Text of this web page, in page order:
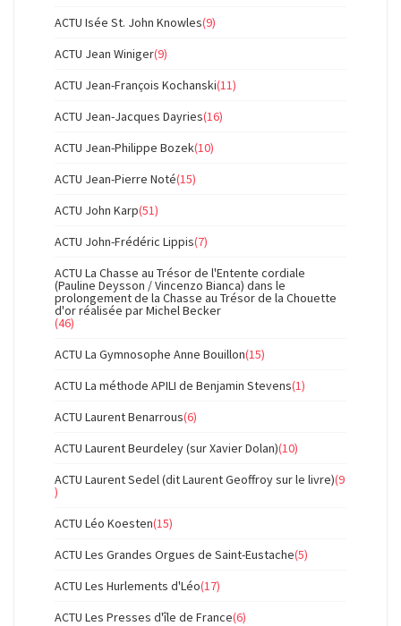
ACTU Isée St. John Knowles(9)
ACTU Jean Winiger(9)
ACTU Jean-François Kochanski(11)
ACTU Jean-Jacques Dayries(16)
ACTU Jean-Philippe Bozek(10)
ACTU Jean-Pierre Noté(15)
ACTU John Karp(51)
ACTU John-Frédéric Lippis(7)
ACTU La Chasse au Trésor de l'Entente cordiale
(Pauline Deysson / Vincenzo Bianca) dans le
prolongement de la Chasse au Trésor de la Chouette
d'or réalisée par Michel Becker
(46)
ACTU La Gymnosophe Anne Bouillon(15)
ACTU La méthode APILI de Benjamin Stevens(1)
ACTU Laurent Benarrous(6)
ACTU Laurent Beurdeley (sur Xavier Dolan)(10)
ACTU Laurent Sedel (dit Laurent Geoffroy sur le livre)(9
)
ACTU Léo Koesten(15)
ACTU Les Grandes Orgues de Saint-Eustache(5)
ACTU Les Hurlements d'Léo(17)
ACTU Les Presses d'île de France(6)